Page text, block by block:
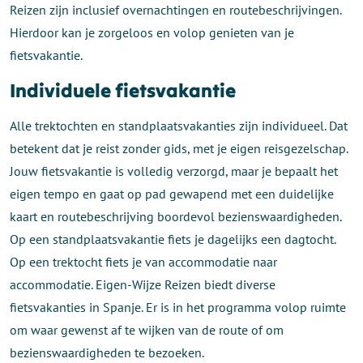
Reizen zijn inclusief overnachtingen en routebeschrijvingen.
Hierdoor kan je zorgeloos en volop genieten van je
fietsvakantie.
Individuele fietsvakantie
Alle trektochten en standplaatsvakanties zijn individueel. Dat
betekent dat je reist zonder gids, met je eigen reisgezelschap.
Jouw fietsvakantie is volledig verzorgd, maar je bepaalt het
eigen tempo en gaat op pad gewapend met een duidelijke
kaart en routebeschrijving boordevol bezienswaardigheden.
Op een standplaatsvakantie fiets je dagelijks een dagtocht.
Op een trektocht fiets je van accommodatie naar
accommodatie. Eigen-Wijze Reizen biedt diverse
fietsvakanties in Spanje. Er is in het programma volop ruimte
om waar gewenst af te wijken van de route of om
bezienswaardigheden te bezoeken.